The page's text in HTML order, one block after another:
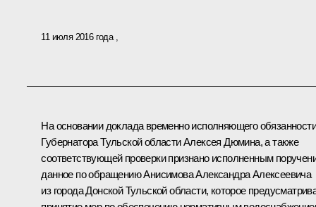
11 июля 2016 года
На основании доклада временно исполняющего обязанности
Губернатора Тульской области Алексея Дюмина, а также
соответствующей проверки признано исполненным
данное по обращению Анисимова Александра Алексеевича
из города Донской Тульской области, которое